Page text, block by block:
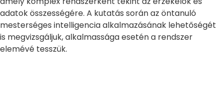
adatok összességére. A kutatás során az öntanuló
mesterséges intelligencia alkalmazásának lehetőségét
is megvizsgáljuk, alkalmassága esetén a rendszer
elemévé tesszük.